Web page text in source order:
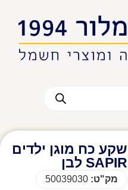
שקע כח מוגן ילדים
SAPIR לבן
מק"ט: 50039030